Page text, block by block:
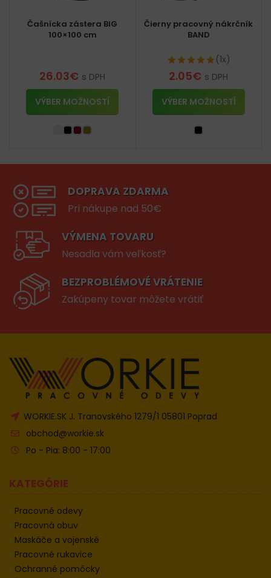
Čašnícka zástera BIG
100×100 cm
26.03€ s DPH
VÝBER MOŽNOSTÍ
Čierny pracovný nákrčník
BAND
(1x)
2.05€ s DPH
VÝBER MOŽNOSTÍ
DOPRAVA ZDARMA
Pri nákupe nad 50€
VÝMENA TOVARU
Nesadla vám veľkosť?
BEZPROBLÉMOVÉ VRÁTENIE
Zakúpeny tovar môžete vrátiť
WORKIE.SK J. Tranovského 1279/1 05801 Poprad
obchod@workie.sk
Po - Pia: 8:00 - 17:00
KATEGÓRIE
Pracovné odevy
Pracovná obuv
Maskáče a vojenské
Pracovné rukavice
Ochranné pomôcky